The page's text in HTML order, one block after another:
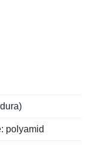
polyamid